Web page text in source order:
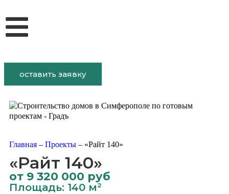
оставить заявку
Главная – Проекты – «Райт 140»
«Райт 140»
от 9 320 000 руб
Площадь: 140 м²